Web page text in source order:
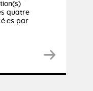
quatre
par